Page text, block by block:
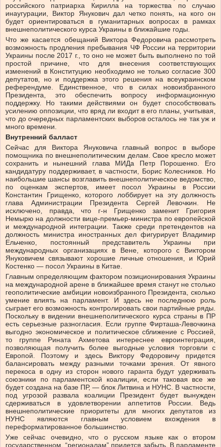
российского патриарха Кирилла на торжества по случаю
инаугурации, Виктор Янукович дал четко понять, на кого он
будет ориентироваться в гуманитарных вопросах в рамках
внешнеполитического курса Украины в ближайшие годы.
Что же касается обещаний Виктора Федоровича рассмотреть
возможность продления пребывания ЧФ России на территории
Украины после 2017 г., то оно не может быть выполнено по той
простой причине, что для внесения соответствующих
изменений в Конституцию необходимо не только согласие 300
депутатов, но и поддержка этого решения на всеукраинском
референдуме. Единственное, что в силах новоизбранного
Президента, это обеспечить вопросу информационную
поддержку. Но такими действиями он будет способствовать
усилению оппозиции, что вряд ли входит в его планы, учитывая,
что до очередных парламентских выборов осталось не так уж и
много времени.
Внутренний балласт
Сейчас для Виктора Януковича главный вопрос в выборе
помощника по внешнеполитическим делам. Свое кресло может
сохранить и нынешний глава МИДа Петр Порошенко. Его
кандидатуру поддерживает, в частности, Борис Колесников. Но
наибольшие шансы возглавить внешнеполитическое ведомство,
по оценкам экспертов, имеет посол Украины в России
Константин Грищенко, которого лоббирует на эту должность
глава Администрации Президента Сергей Левочкин. Не
исключено, правда, что г-н Грищенко заменит Григория
Немырю на должности вице-премьер-министра по европейской
и международной интеграции. Также среди претендентов на
должность министра иностранных дел фигурирует Владимир
Ельченко, постоянный представитель Украины при
международных организациях в Вене, которого с Виктором
Януковичем связывают хорошие личные отношения, и Юрий
Костенко — посол Украины в Китае.
Главным определяющим фактором позиционирования Украины
на международной арене в ближайшее время станут не столько
геополитические амбиции новоизбранного Президента, сколько
умение влиять на парламент. И здесь не последнюю роль
сыграет его возможность контролировать свои партийные ряды.
Поскольку в видении внешнеполитического курса страны в ПР
есть серьезные разногласия. Если группе Фирташа-Левочкина
выгодно экономическое и политическое сближение с Россией,
то группе Рината Ахметова интереснее евроинтеграция,
позволяющая получить более выгодные условия торговли с
Европой. Поэтому и здесь Виктору Федоровичу придется
балансировать между разными точками зрения. От явного
перекоса в одну из сторон нового гаранта будут удерживать
союзники по парламентской коалиции, если таковая все же
будет создана на базе ПР, — блок Литвина и НУНС. В частности,
под угрозой развала коалиции Президент будет вынужден
сдерживаться в удовлетворении аппетитов России. Ведь
внешнеполитические приоритеты для многих депутатов из
НУНС являются главным условием вхождения в
переформатированное большинство.
Уже сейчас очевидно, что о русском языке как о втором
государственном, “регионалам” придется забыть. В парламенте